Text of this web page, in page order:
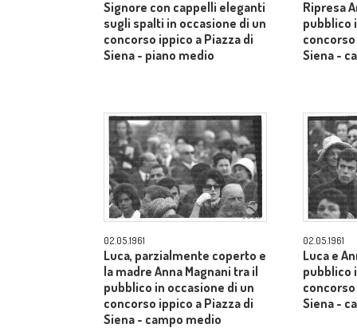
Signore con cappelli eleganti
sugli spalti in occasione di un
concorso ippico a Piazza di
Siena - piano medio
Ripresa
pubblico
Siena -
02.05.1961
Luca, parzialmente coperto e
la madre Anna Magnani tra il
pubblico in occasione di un
concorso ippico a Piazza di
Siena - campo medio
02.05.1961
Luca e
pubblico
Siena -